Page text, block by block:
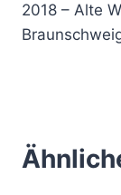
2018 – Alte